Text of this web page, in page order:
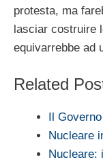
protesta, ma
lasciar costruire
equivarrebbe ad
Related
Il
Nucleare
Nucleare: